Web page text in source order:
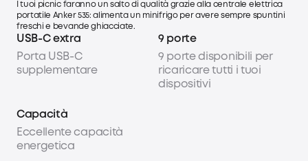
I tuoi picnic faranno un salto di qualità grazie alla centrale elettrica
portatile Anker 535: alimenta un minifrigo per avere sempre spuntini
freschi e bevande ghiacciate.
USB-C extra
Porta USB-C
supplementare
9 porte
9 porte disponibili per
ricaricare tutti i tuoi
dispositivi
Capacità
Eccellente capacità
energetica